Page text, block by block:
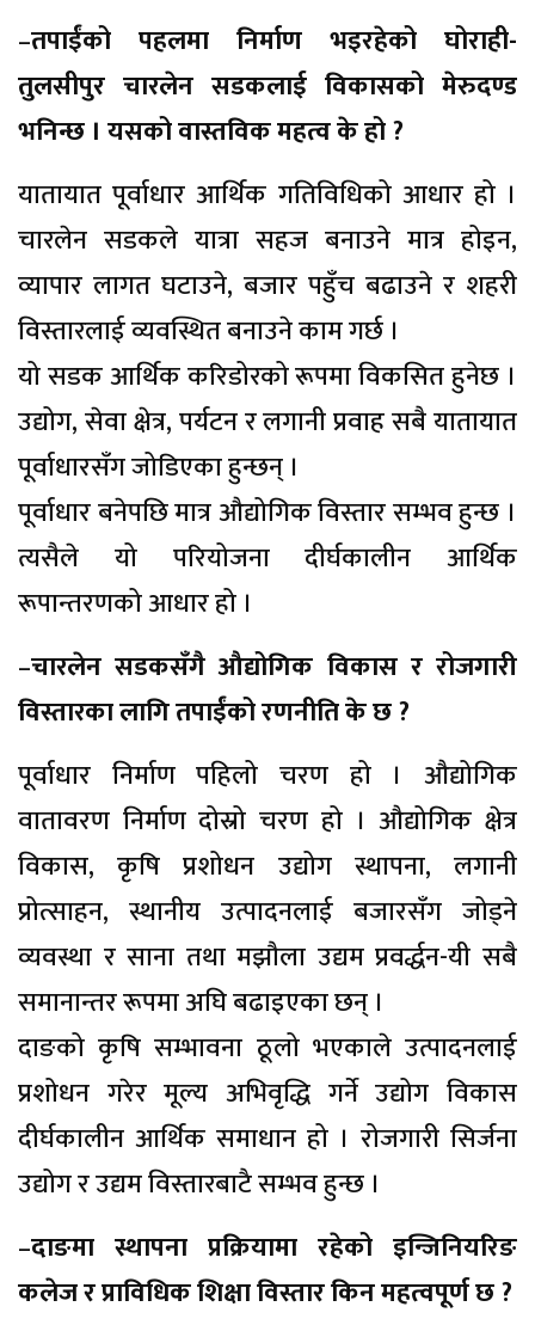
–तपाईंको पहलमा निर्माण भइरहेको घोराही-
तुलसीपुर चारलेन सडकलाई विकासको मेरुदण्ड
भनिन्छ । यसको वास्तविक महत्व के हो ?
यातायात पूर्वाधार आर्थिक गतिविधिको आधार हो ।
चारलेन सडकले यात्रा सहज बनाउने मात्र होइन,
व्यापार लागत घटाउने, बजार पहुँच बढाउने र शहरी
विस्तारलाई व्यवस्थित बनाउने काम गर्छ ।
यो सडक आर्थिक करिडोरको रूपमा विकसित हुनेछ ।
उद्योग, सेवा क्षेत्र, पर्यटन र लगानी प्रवाह सबै यातायात
पूर्वाधारसँग जोडिएका हुन्छन् ।
पूर्वाधार बनेपछि मात्र औद्योगिक विस्तार सम्भव हुन्छ ।
त्यसैले यो परियोजना दीर्घकालीन आर्थिक
रूपान्तरणको आधार हो ।
–चारलेन सडकसँगै औद्योगिक विकास र रोजगारी
विस्तारका लागि तपाईंको रणनीति के छ ?
पूर्वाधार निर्माण पहिलो चरण हो । औद्योगिक
वातावरण निर्माण दोस्रो चरण हो । औद्योगिक क्षेत्र
विकास, कृषि प्रशोधन उद्योग स्थापना, लगानी
प्रोत्साहन, स्थानीय उत्पादनलाई बजारसँग जोड्ने
व्यवस्था र साना तथा मझौला उद्यम प्रवर्द्धन-यी सबै
समानान्तर रूपमा अघि बढाइएका छन् ।
दाङको कृषि सम्भावना ठूलो भएकाले उत्पादनलाई
प्रशोधन गरेर मूल्य अभिवृद्धि गर्ने उद्योग विकास
दीर्घकालीन आर्थिक समाधान हो । रोजगारी सिर्जना
उद्योग र उद्यम विस्तारबाटै सम्भव हुन्छ ।
–दाङमा स्थापना प्रक्रियामा रहेको इन्जिनियरिङ
कलेज र प्राविधिक शिक्षा विस्तार किन महत्वपूर्ण छ ?